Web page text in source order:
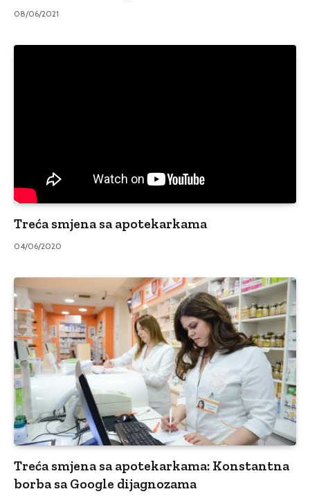
08/06/2021
Treća smjena sa apotekarkama
04/06/2020
Treća smjena sa apotekarkama: Konstantna
borba sa Google dijagnozama